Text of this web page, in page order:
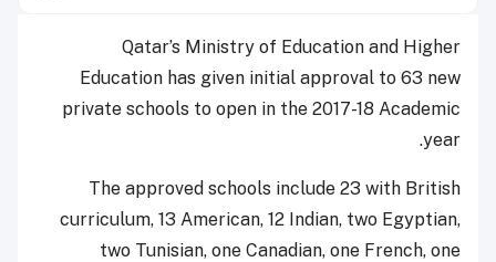
Qatar’s Ministry of Education and Higher
Education has given initial approval to 63 new
private schools to open in the 2017-18 Academic
year.
The approved schools include 23 with British
curriculum, 13 American, 12 Indian, two Egyptian,
two Tunisian, one Canadian, one French, one